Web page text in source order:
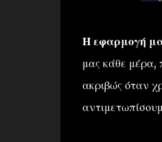
Η εφαρμογή
μας κάθε μέρα,
ακριβώς όταν